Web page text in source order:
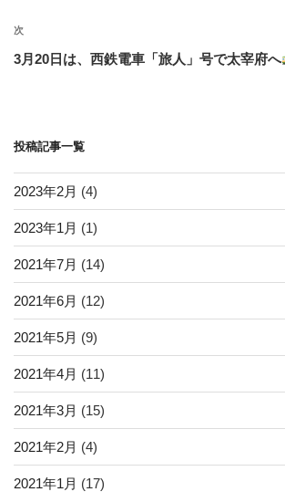
ゲ
ー
稿
次
の
次
3月20日は、西鉄電車「旅人」号で太宰府へ
投稿記事一覧
2023年2月 (4)
2023年1月 (1)
2021年7月 (14)
2021年6月 (12)
2021年5月 (9)
2021年4月 (11)
2021年3月 (15)
2021年2月 (4)
2021年1月 (17)